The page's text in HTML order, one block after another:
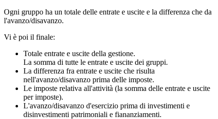
Ogni gruppo ha un totale delle entrate e uscite e la differenza che da
l'avanzo/disavanzo.
Vi è poi il finale:
Totale entrate e uscite della gestione.
La somma di tutte le entrate e uscite dei gruppi.
La differenza fra entrate e uscite che risulta
nell'avanzo/disavanzo prima delle imposte.
Le imposte relativa all'attività (la somma delle entrate e uscite
per imposte).
L'avanzo/disavanzo d'esercizio prima di investimenti e
disinvestimenti patrimoniali e fiananziamenti.